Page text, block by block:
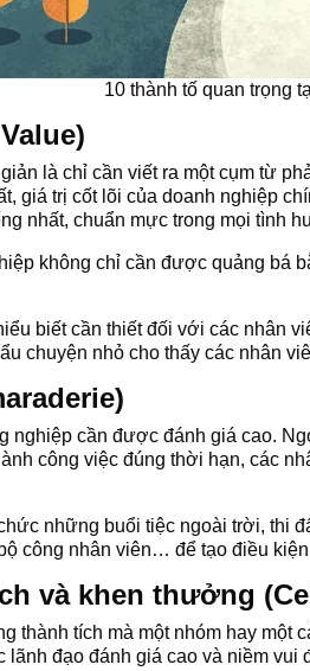
10 thành tố quan trọng
là chỉ cần viết ra một cụm từ
giá trị cốt lõi của doanh nghiệp
nhất, chuẩn mực trong mọi tình
không chỉ cần được quảng bá
biết cần thiết đối với các nhân
chuyện nhỏ cho thấy các nhân
nghiệp cần được đánh giá cao.
công việc đúng thời hạn, các
những buổi tiệc ngoài trời, thi
công nhân viên… để tạo điều
và khen thưởng
thành tích mà một nhóm hay
đạo đánh giá cao và niềm vui